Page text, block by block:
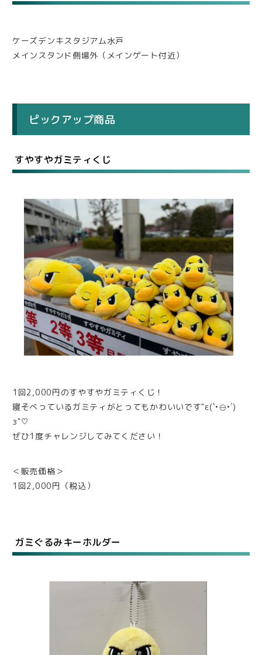
ケーズデンキスタジアム水戸
メインスタンド側場外（メインゲート付近）
ピックアップ商品
すやすやガミティくじ
1回2,000円のすやすやガミティくじ！
寝そべっているガミティがとってもかわいいです"ε(`•⊖•´)
з"♡
ぜひ1度チャレンジしてみてください！
＜販売価格＞
1回2,000円（税込）
ガミぐるみキーホルダー